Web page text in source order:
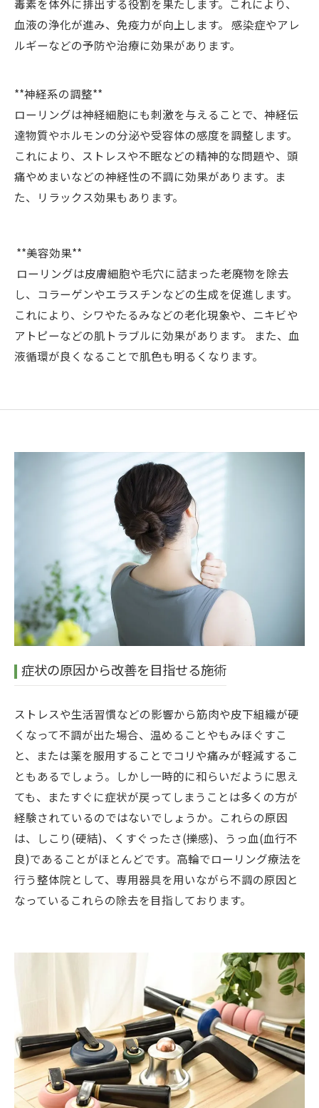
毒素を体外に排出する役割を果たします。これにより、
血液の浄化が進み、免疫力が向上します。 感染症やアレ
ルギーなどの予防や治療に効果があります。
**神経系の調整**
ローリングは神経細胞にも刺激を与えることで、神経伝
達物質やホルモンの分泌や受容体の感度を調整します。
これにより、ストレスや不眠などの精神的な問題や、頭
痛やめまいなどの神経性の不調に効果があります。ま
た、リラックス効果もあります。
**美容効果**
ローリングは皮膚細胞や毛穴に詰まった老廃物を除去
し、コラーゲンやエラスチンなどの生成を促進します。
これにより、シワやたるみなどの老化現象や、ニキビや
アトピーなどの肌トラブルに効果があります。 また、血
液循環が良くなることで肌色も明るくなります。
症状の原因から改善を目指せる施術
ストレスや生活習慣などの影響から筋肉や皮下組織が硬
くなって不調が出た場合、温めることやもみほぐすこ
と、または薬を服用することでコリや痛みが軽減するこ
ともあるでしょう。しかし一時的に和らいだように思え
ても、またすぐに症状が戻ってしまうことは多くの方が
経験されているのではないでしょうか。これらの原因
は、しこり(硬結)、くすぐったさ(擽感)、うっ血(血行不
良)であることがほとんどです。高輪でローリング療法を
行う整体院として、専用器具を用いながら不調の原因と
なっているこれらの除去を目指しております。